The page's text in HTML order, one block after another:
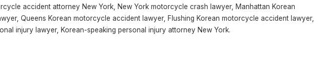
accident attorney New York, New York motorcycle crash lawyer, Manhattan Korean
Queens Korean motorcycle accident lawyer, Flushing Korean motorcycle accident lawyer,
injury lawyer, Korean-speaking personal injury attorney New York.